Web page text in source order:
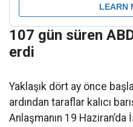
107 gün süren
erdi
Yaklaşık dört ay önce
ardından taraflar kalıcı
Anlaşmanın 19 Haziran’da